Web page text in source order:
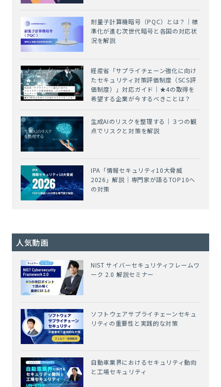
耐量子計算機暗号（PQC）とは？｜標
準化が進む次世代暗号と各国の対応状
況を解説
経産省「サプライチェーン強化に向け
たセキュリティ対策評価制度（SCS評
価制度）」対応ガイド｜★4の取得を
希望する企業が今するべきことは？
生成AIのリスクを整理する｜３つの観
点でリスクと対策を解説
IPA「情報セキュリティ10大脅威
2026」解説｜専門家が語るTOP10へ
の対策
人気動画
NIST サイバーセキュリティフレームワ
ーク 2.0 解説セミナー
ソフトウェアサプライチェーンセキュ
リティの重要性と実践的な対策
自動車業界におけるセキュリティ動向
と工場セキュリティ